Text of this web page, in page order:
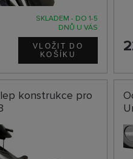
SKLADEM - DO 1-5
DNŮ U VÁS
konstrukce pro